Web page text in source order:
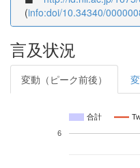
(info:doi/10.34340/
言及状況
変動（ピーク前後）
合計
6